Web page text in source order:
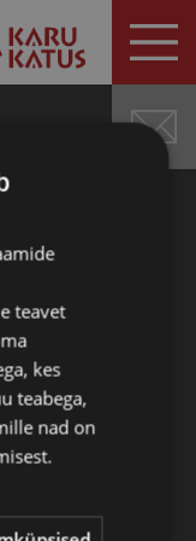
teavet
kes
teabega,
nad on